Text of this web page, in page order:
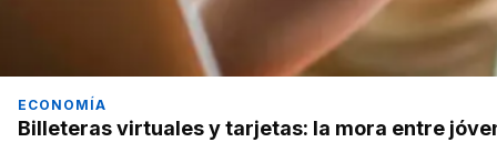
ECONOMÍA
Billeteras virtuales y tarjetas: la mora entre